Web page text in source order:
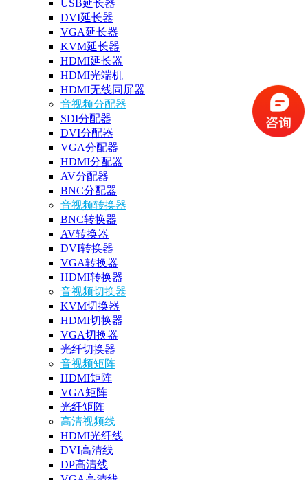
USB延长器
DVI延长器
VGA延长器
KVM延长器
HDMI延长器
HDMI光端机
HDMI无线同屏器
音视频分配器
SDI分配器
DVI分配器
VGA分配器
HDMI分配器
AV分配器
BNC分配器
音视频转换器
BNC转换器
AV转换器
DVI转换器
VGA转换器
HDMI转换器
音视频切换器
KVM切换器
HDMI切换器
VGA切换器
光纤切换器
音视频矩阵
HDMI矩阵
VGA矩阵
光纤矩阵
高清视频线
HDMI光纤线
DVI高清线
DP高清线